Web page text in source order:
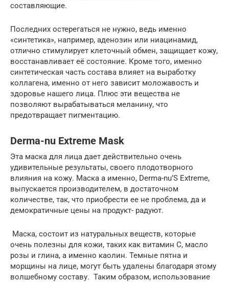
составляющие.
Последних остерегаться не нужно, ведь именно
«синтетика», например, аденозин или ниацинамид,
отлично стимулирует клеточный обмен, защищает кожу,
восстанавливает её состояние. Кроме того, именно
синтетическая часть состава влияет на выработку
коллагена, именно от него зависит моложавость и
здоровье нашего лица. Плюс эти вещества не
позволяют вырабатываться меланину, что
предотвращает пигментацию.
Derma-nu Extreme Mask
Эта маска для лица дает действительно очень
удивительные результаты, своего плодотворного
влияния на кожу. Маска а именно, Derma-nu’S Extreme,
выпускается производителем, в достаточном
количестве, так, что приобрести ее не проблема, да и
демократичные цены на продукт- радуют.
Маска, состоит из натуральных веществ, которые
очень полезны для кожи, таких как витамин С, масло
розы и глина, а именно каолин. Темные пятна и
морщины на лице, могут быть удалены благодаря этому
волшебному составу. Таким образом, использование